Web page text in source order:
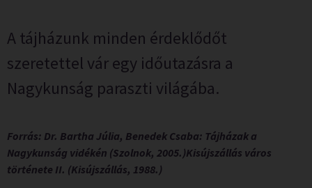
A tájházunk minden érdeklődőt
szeretettel vár egy időutazásra a
Nagykunság paraszti világába.
Forrás: Dr. Bartha Júlia, Benedek Csaba: Tájházak a
Nagykunság vidékén (Szolnok, 2005.)Kisújszállás város
története II. (Kisújszállás, 1988.)